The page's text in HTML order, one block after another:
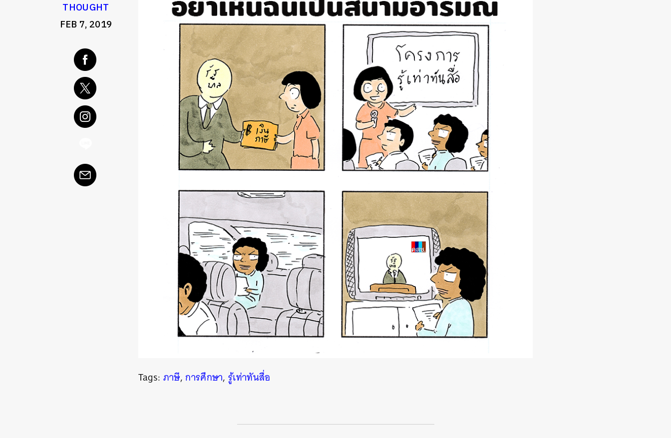
THOUGHT
FEB 7, 2019
Tags: ภาษี,การศึกษา,รู้เท่าทันสื่อ